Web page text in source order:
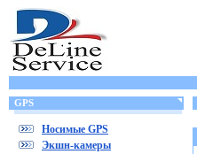
GPS
Носимые GPS
Экшн-камеры